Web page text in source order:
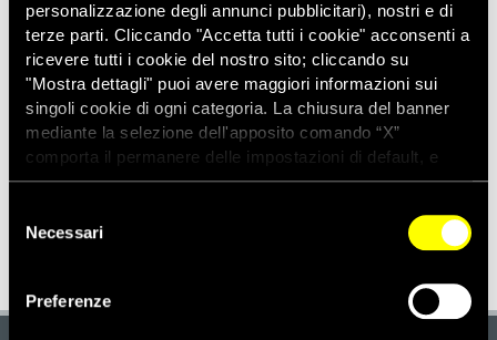
personalizzazione degli annunci pubblicitari), nostri e di
terze parti. Cliccando "Accetta tutti i cookie" acconsenti a
ricevere tutti i cookie del nostro sito; cliccando su
"Mostra dettagli" puoi avere maggiori informazioni sui
singoli cookie di ogni categoria. La chiusura del banner
mediante la selezione dell'apposito comando “X”
comporta il permanere delle impostazioni di default, e
dunque la continuazione della navigazione con i cookie
dei cookie attivi sul sito clicca
delNecessari
Preferenze
Cliccando sul bottone "SCARICA" confermo di aver letto
l'informativa privacydi Amnesty International - Sezione
italiana OdV.